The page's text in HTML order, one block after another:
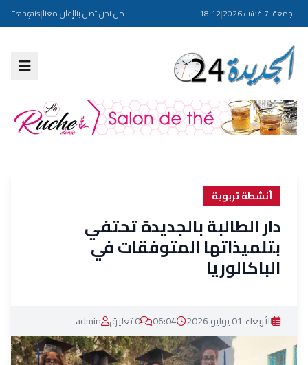
الجمعة، 7 غشت 2026 |
18:12 من نحناتصل بناإعلن معنا|
Français
أنشطة تربوية
دار الطالبة بالجديدة تحتفي
بتلميذاتها المتوفقات في
الباكالوريا
الأربعاء 01 يوليو 2026 06:04 0 تعليق admin